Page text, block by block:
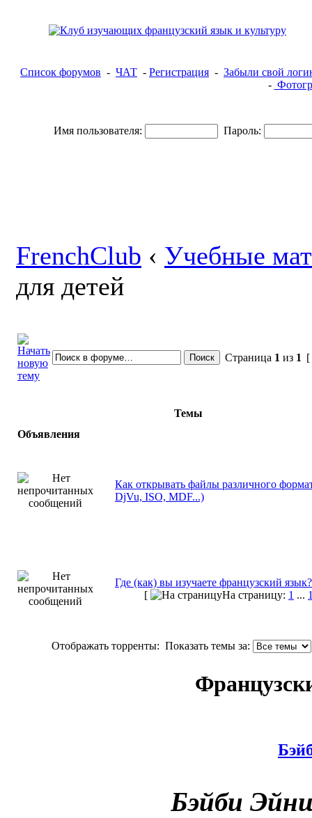
Список форумов - ЧАТ - Регистрация - Забыли свой
-
Имя пользователя: Пароль:
FrenchClub ‹ Учебные
для детей
Страница 1 из 1
Темы
Объявления
Как открывать файлы различного
DjVu, ISO, MDF...)
Где (как) вы изучаете французский язык?
[
На страницу: 1 ...
Отображать торренты: Показать темы за:
Бэйби